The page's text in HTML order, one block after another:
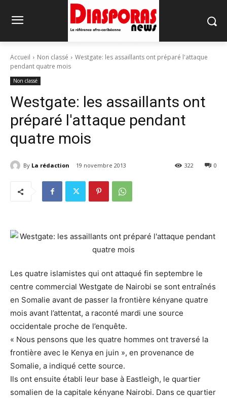
Accueil Non classé
Westgate: les assaillants ont préparé l'attaque
pendant quatre mois
Non classé
Westgate: les assaillants ont
préparé l'attaque pendant
quatre mois
By La rédaction 19 novembre 2013 0
322
Les quatre islamistes qui ont attaqué fin septembre le
centre commercial Westgate de Nairobi se sont entraînés
en Somalie avant de passer la frontière kényane quatre
mois avant l’attentat, a raconté mardi une source
occidentale proche de l’enquête.
« Nous pensons que les quatre hommes ont traversé la
frontière avec le Kenya en juin », en provenance de
Somalie, a indiqué cette source.
Ils ont ensuite établi leur base à Eastleigh, le quartier
somalien de la capitale kényane Nairobi. Dans ce quartier